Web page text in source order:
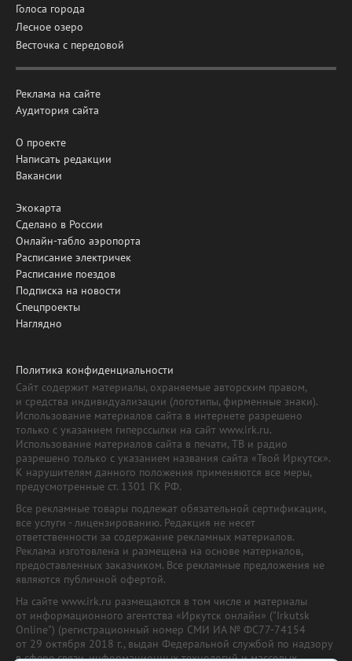
Голоса города
Лесное озеро
Весточка с передовой
Реклама на сайте
Аудитория сайта
О проекте
Написать редакции
Вакансии
Экокарта
Сделано в России
Онлайн-табло аэропорта
Расписание электричек
Расписание поездов
Подписка на новости
Спецпроекты
Наглядно
Политика конфиденциальности
Сайт содержит материалы, охраняемые авторским правом,
и средства индивидуализации (логотипы, фирменные знаки).
Использование материалов сайта в интернете разрешено
только с указанием гиперссылки на сайт www.irk.ru.
Использование материалов сайта в печати, ТВ и радио
разрешено только с указанием названия сайта «Твой Иркутск».
К нарушителям данного положения применяются все меры,
предусмотренные ст. 1301 ГК РФ.
Все рекламные товары подлежат обязательной сертификации,
все услуги - лицензированию. Редакция не несет
ответственности за содержание рекламных материалов.
Реклама изготовлена и размещена на основе материалов,
предоставленных заказчиком. Все рекламные предложения не
являются публичной офертой.
На сайте www.irk.ru размещаются в том числе и материалы
от информационного агентства «Иркутск онлайн» ("Irkutsk
Online") (регистрационный номер СМИ ИА № ФС77-74154
от 29 октября 2018 г., выдан Федеральной службой по надзору
в сфере связи, информационных технологий и массовых